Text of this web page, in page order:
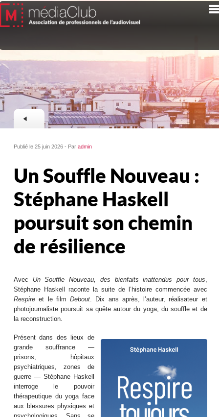
Publié le 25 juin 2026 - Paradmin
Un Souffle Nouveau :
Stéphane Haskell
poursuit son chemin
de résilience
Avec Un Souffle Nouveau, des bienfaits inattendus pour tous,
Stéphane Haskell raconte la suite de l’histoire commencée avec
Respire et le filmDebout. Dix ans après, l’auteur, réalisateur et
photojournaliste poursuit sa quête autour du yoga, du souffle et de
la reconstruction.
Présent dans des lieux de
grande souffrance —
prisons, hôpitaux
psychiatriques, zones de
guerre — Stéphane Haskell
interroge le pouvoir
thérapeutique du yoga face
aux blessures physiques et